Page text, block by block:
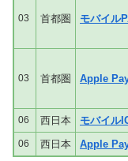
03 首都圏 モバイル
03 首都圏 Apple
06 西日本 モバイル
06 西日本 Apple